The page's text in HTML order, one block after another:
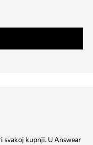
kupnji. U Answear